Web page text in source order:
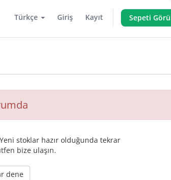
Türkçe Giriş Kayıt Sepeti
stoklar hazır olduğunda tekrar
bize ulaşın.
dene